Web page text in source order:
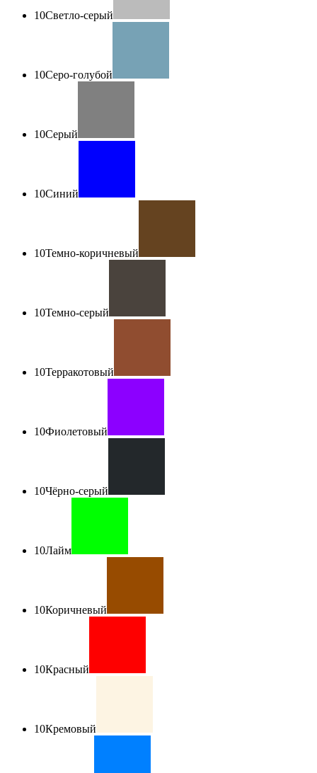
10Светло-серый
10Серо-голубой
10Серый
10Синий
10Темно-коричневый
10Темно-серый
10Терракотовый
10Фиолетовый
10Чёрно-серый
10Лайм
10Коричневый
10Красный
10Кремовый